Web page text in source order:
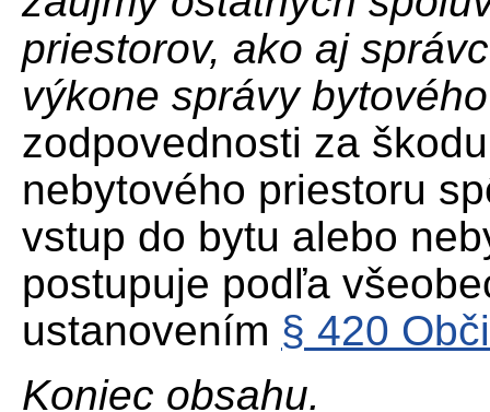
priestorov, ako aj
výkone správy
zodpovednosti za
nebytového priestoru
vstup do bytu alebo
postupuje podľa
ustanovením § 420
Koniec obsahu.